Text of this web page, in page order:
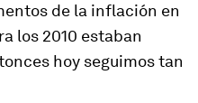
de la inflación en
los 2010 estaban
hoy seguimos tan